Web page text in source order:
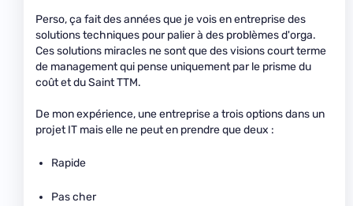
Perso, ça fait des années que je vois en entreprise des
solutions techniques pour palier à des problèmes d'orga.
Ces solutions miracles ne sont que des visions court terme
de management qui pense uniquement par le prisme du
coût et du Saint TTM.
De mon expérience, une entreprise a trois options dans un
projet IT mais elle ne peut en prendre que deux :
Rapide
Pas cher